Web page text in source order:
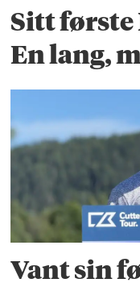
Sitt første
En lang,
Vant sin